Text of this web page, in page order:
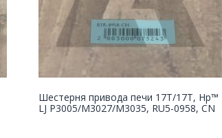
Шестерня привода печи 17T/17T, Hp™
LJ P3005/M3027/M3035, RU5-0958, CN